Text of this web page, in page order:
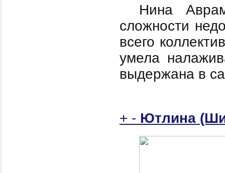
Нина
сложности
всего
умела
выдержана в
+ - Ютлина